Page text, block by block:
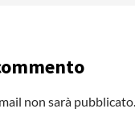
non sarà pubblicato.